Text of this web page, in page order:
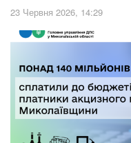
23 Червня 2026, 14:29